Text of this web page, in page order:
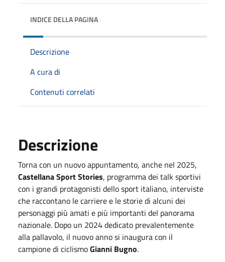
INDICE DELLA PAGINA
Descrizione
A cura di
Contenuti correlati
Descrizione
Torna con un nuovo appuntamento, anche nel 2025,
Castellana Sport Stories, programma dei talk sportivi
con i grandi protagonisti dello sport italiano, interviste
che raccontano le carriere e le storie di alcuni dei
personaggi più amati e più importanti del panorama
nazionale. Dopo un 2024 dedicato prevalentemente
alla pallavolo, il nuovo anno si inaugura con il
campione di ciclismoGianni Bugno.